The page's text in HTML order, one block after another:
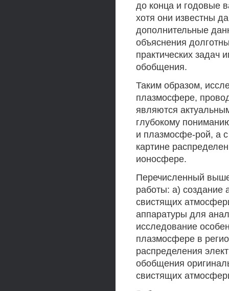
до конца и годовые
хотя они известны
дополнительные
объяснения
практических
обобщения.
Таким образом,
плазмосфере,
являются
глубокому
и плазмосфе-рой, а
картине
ионосфере.
Перечисленный
работы: а) создание
свистящих
аппаратуры для
исследование
плазмосфере в
распределения
обобщения
свистящих